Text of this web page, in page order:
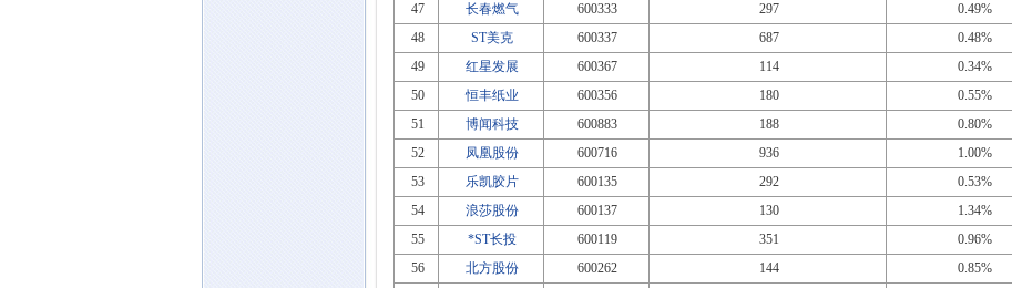
47
长春燃气 600333 297 0.49%
48
ST美克 600337 687 0.48%
49
红星发展 600367 114 0.34%
50
恒丰纸业 600356 180 0.55%
51
博闻科技 600883 188 0.80%
52
凤凰股份 600716 936 1.00%
53
乐凯胶片 600135 292 0.53%
54
浪莎股份 600137 130 1.34%
55
*ST长投 600119 351 0.96%
56
北方股份 600262 144 0.85%